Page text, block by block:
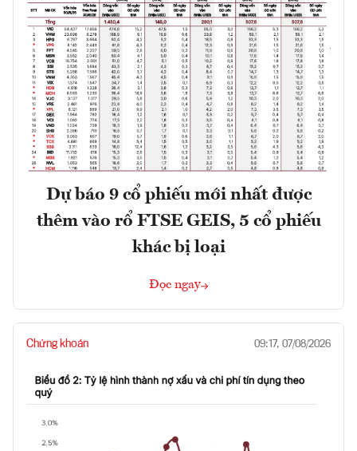
Dự báo 9 cổ phiếu mới nhất được
thêm vào rổ FTSE GEIS, 5 cổ phiếu
khác bị loại
Đọc ngay
Chứng khoán 09:17, 07/08/2026